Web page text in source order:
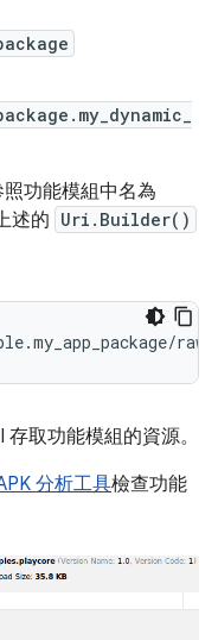
照功能模組中名為
述的 Uri.Builder()
取功能模組的資源。
分析工具檢查功能